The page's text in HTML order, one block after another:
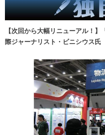
【次回から大幅リニューアル！
際ジャーナリスト・ビニシウス氏